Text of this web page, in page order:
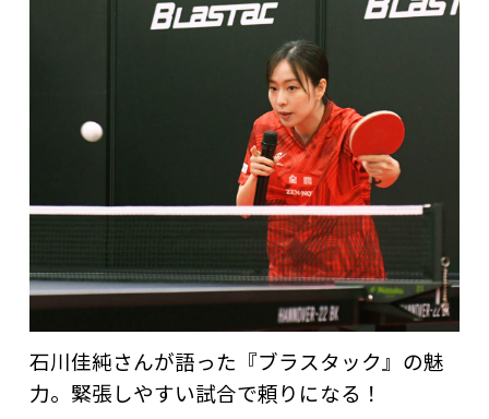
石川佳純さんが語った『ブラスタック』の魅
力。緊張しやすい試合で頼りになる！